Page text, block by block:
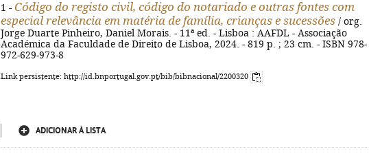
1 - Código do registo civil, código do notariado e outras fontes com
especial relevância em matéria de família, crianças e sucessões / org.
Jorge Duarte Pinheiro, Daniel Morais. - 11ª ed. - Lisboa : AAFDL - Associação
Académica da Faculdade de Direito de Lisboa, 2024. - 819 p. ; 23 cm. - ISBN 978-
972-629-973-8
Link persistente: http://id.bnportugal.gov.pt/bib/bibnacional/2200320
ADICIONAR À LISTA